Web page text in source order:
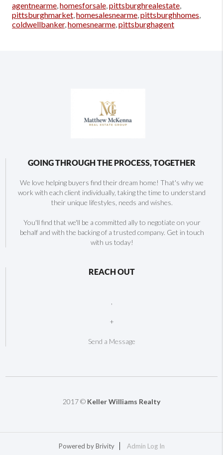
agentnearme,homesforsale,pittsburghrealestate,
pittsburghmarket,homesalesnearme,pittsburghhomes,
coldwellbanker,homesnearme,pittsburghagent
GOING THROUGH THE PROCESS, TOGETHER
We love helping buyers find their dream home! That's why we
work with each client individually, taking the time to understand
their unique lifestyles, needs and wishes.
You'll find that we'll be a committed ally to negotiate on your
behalf and with the backing of a trusted company. Get in touch
with us today!
REACH OUT
+
Send a Message
2017 © Keller Williams Realty
Powered byBrivity Admin Log In